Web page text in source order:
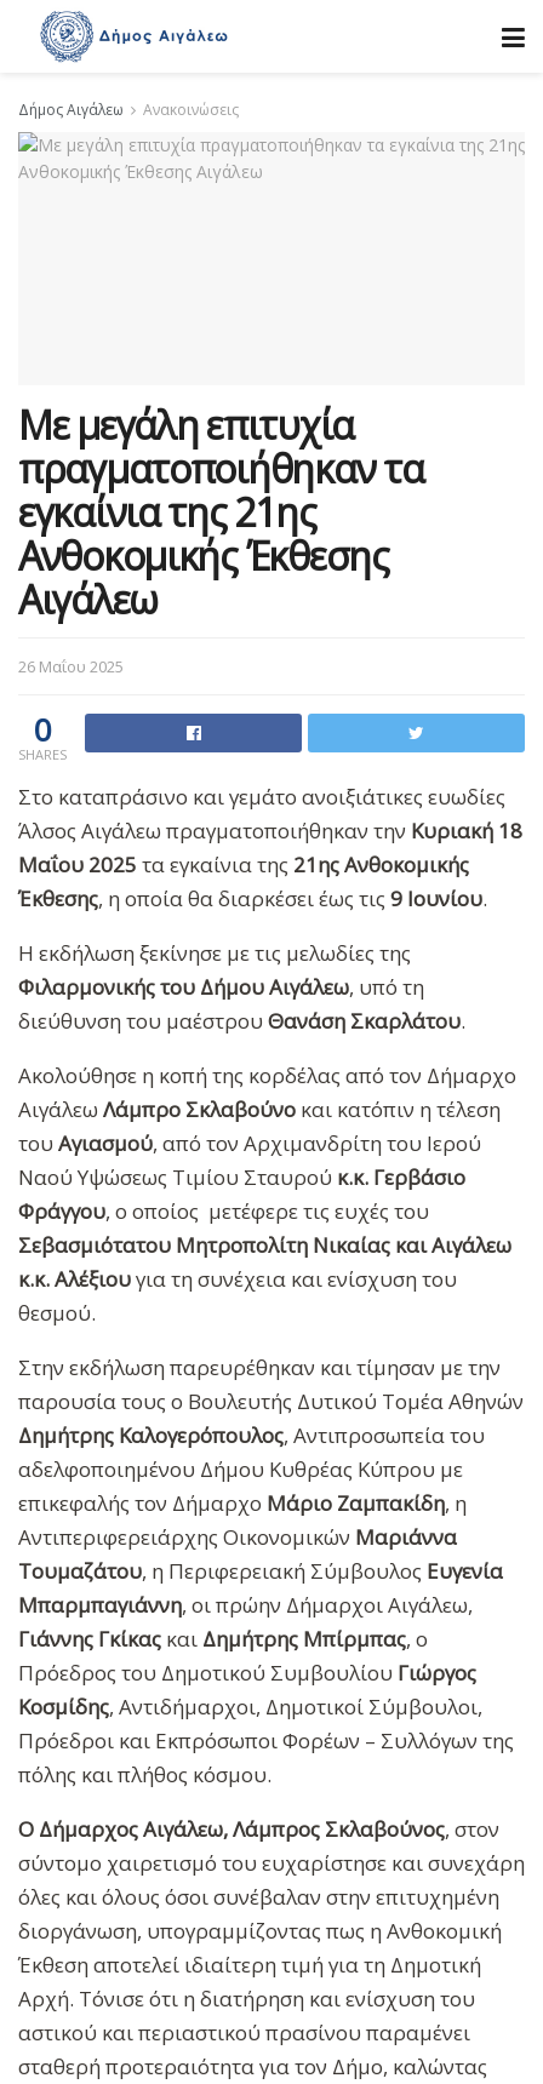
Δήμος Αιγάλεω Ανακοινώσεις
Με μεγάλη επιτυχία
πραγματοποιήθηκαν τα
εγκαίνια της 21ης
Ανθοκομικής Έκθεσης
Αιγάλεω
26 Μαΐου 2025
0
SHARES
Στο καταπράσινο και γεμάτο ανοιξιάτικες ευωδίες
Άλσος Αιγάλεω πραγματοποιήθηκαν την Κυριακή 18
Μαΐου 2025 τα εγκαίνια της 21ης Ανθοκομικής
Έκθεσης, η οποία θα διαρκέσει έως τις 9 Ιουνίου.
Η εκδήλωση ξεκίνησε με τις μελωδίες της
Φιλαρμονικής του Δήμου Αιγάλεω, υπό τη
διεύθυνση του μαέστρου Θανάση Σκαρλάτου.
Ακολούθησε η κοπή της κορδέλας από τον Δήμαρχο
Αιγάλεω Λάμπρο Σκλαβούνο και κατόπιν η τέλεση
του Αγιασμού, από τον Αρχιμανδρίτη του Ιερού
Ναού Υψώσεως Τιμίου Σταυρού κ.κ. Γερβάσιο
Φράγγου, ο οποίος μετέφερε τις ευχές του
Σεβασμιότατου Μητροπολίτη Νικαίας και Αιγάλεω
κ.κ. Αλέξιουγια τη συνέχεια και ενίσχυση του
θεσμού.
Στην εκδήλωση παρευρέθηκαν και τίμησαν με την
παρουσία τους ο Βουλευτής Δυτικού Τομέα Αθηνών
Δημήτρης Καλογερόπουλος, Αντιπροσωπεία του
αδελφοποιημένου Δήμου Κυθρέας Κύπρου με
επικεφαλής τον Δήμαρχο Μάριο Ζαμπακίδη, η
Αντιπεριφερειάρχης Οικονομικών Μαριάννα
Τουμαζάτου, η Περιφερειακή Σύμβουλος Ευγενία
Μπαρμπαγιάννη, οι πρώην Δήμαρχοι Αιγάλεω,
Γιάννης Γκίκας και Δημήτρης Μπίρμπας, ο
Πρόεδρος του Δημοτικού Συμβουλίου Γιώργος
Κοσμίδης, Αντιδήμαρχοι, Δημοτικοί Σύμβουλοι,
Πρόεδροι και Εκπρόσωποι Φορέων – Συλλόγων της
πόλης και πλήθος κόσμου.
Ο Δήμαρχος Αιγάλεω,Λάμπρος Σκλαβούνος, στον
σύντομο χαιρετισμό του ευχαρίστησε και συνεχάρη
όλες και όλους όσοι συνέβαλαν στην επιτυχημένη
διοργάνωση, υπογραμμίζοντας πως η Ανθοκομική
Έκθεση αποτελεί ιδιαίτερη τιμή για τη Δημοτική
Αρχή. Τόνισε ότι η διατήρηση και ενίσχυση του
αστικού και περιαστικού πρασίνου παραμένει
σταθερή προτεραιότητα για τον Δήμο, καλώντας